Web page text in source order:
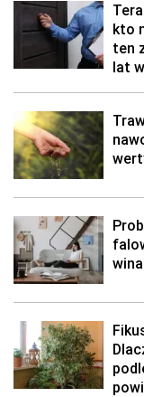
kto
ten
lat